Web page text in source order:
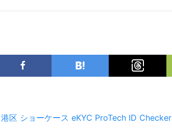
港区 ショーケース eKYC ProTech ID Checker